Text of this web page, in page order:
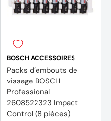
BOSCH ACCESSOIRES
Packs d’embouts de
vissage BOSCH
Professional
2608522323 Impact
Control (8 pièces)